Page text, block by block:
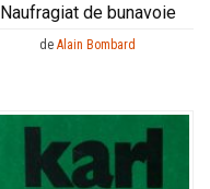
Naufragiat de bunavoie
de Alain Bombard